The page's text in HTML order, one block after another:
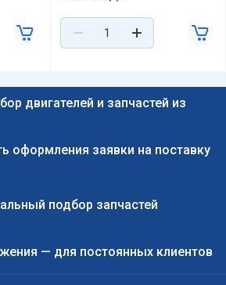
двигателей и запчастей из
оформления заявки на поставку
подбор запчастей
— для постоянных клиентов